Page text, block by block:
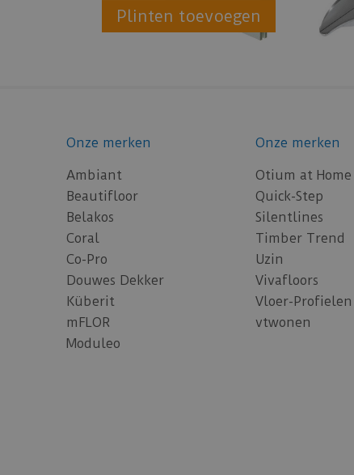
Plinten toevoegen
Onze merken
Ambiant
Beautifloor
Belakos
Coral
Co-Pro
Douwes Dekker
Küberit
mFLOR
Moduleo
Onze merken
Otium at Home
Quick-Step
Silentlines
Timber Trend
Uzin
Vivafloors
Vloer-Profielen
vtwonen